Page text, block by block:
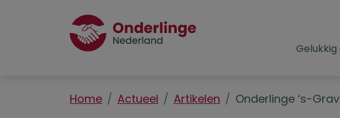
Home Actueel Artikelen Onderlinge ‘s-